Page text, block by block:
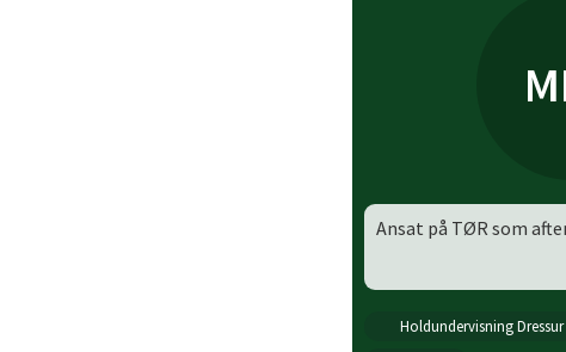
Ansat på TØR som
Holdundervisning Dressur